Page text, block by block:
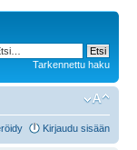
Tarkennettu haku
Kirjaudu sisään